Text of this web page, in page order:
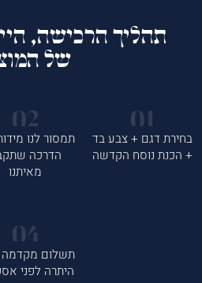
תהליך הרכישה,
של
בחירת דגם + צבע בד
+ הכנת נוסח הקדשה
תמסור לנו
הדרכה
מאיתנו
היתרה לפני